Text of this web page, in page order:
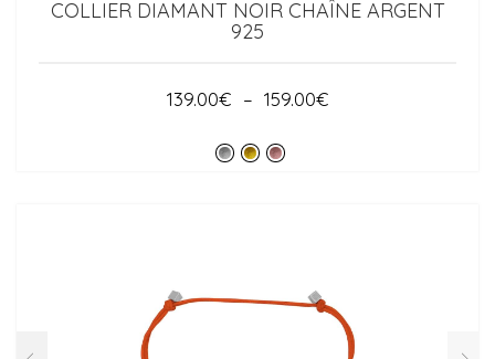
COLLIER DIAMANT NOIR CHAÎNE ARGENT
925
139.00€ – 159.00€PLAGE